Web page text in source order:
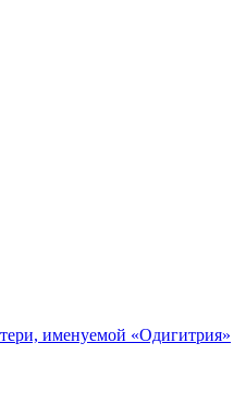
именуемой «Одигитрия»